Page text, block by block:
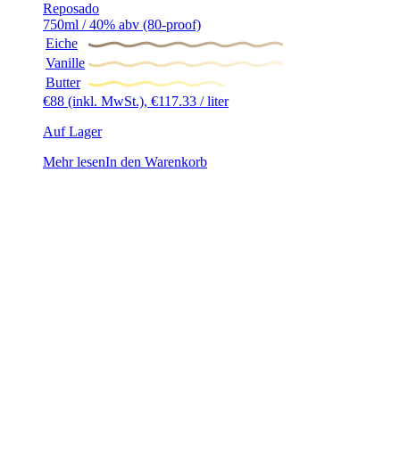
Reposado
750ml / 40% abv (80-proof)
Eiche
Vanille
Butter
€88 (inkl. MwSt.), €117.33 / liter
Auf Lager
Mehr lesenIn den Warenkorb